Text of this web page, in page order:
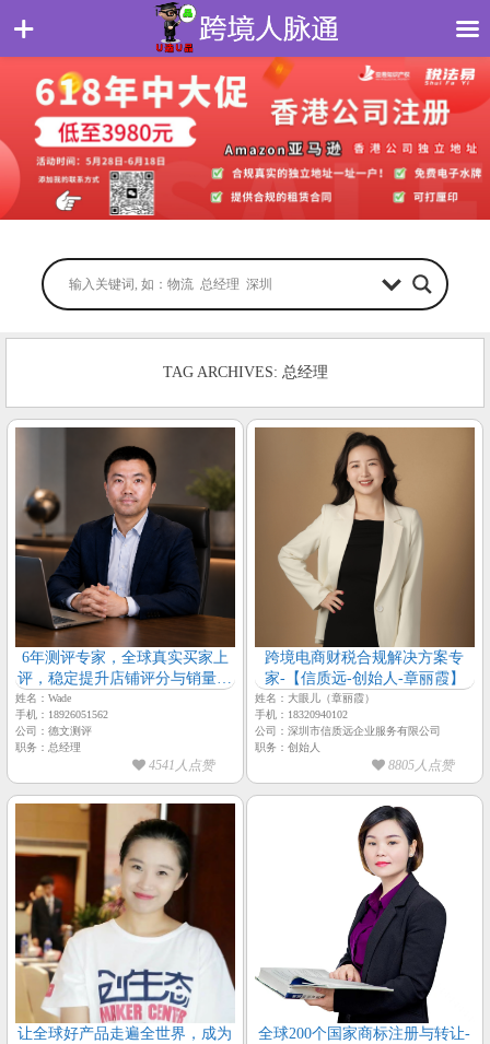
TAG ARCHIVES: 总经理
6年测评专家，全球真实买家上
评，稳定提升店铺评分与销量排
名【德文测评-总经理-Wade】
姓名：Wade
手机：18926051562
公司：德文测评
职务：总经理
4541人点赞
跨境电商财税合规解决方案专
家-【信质远-创始人-章丽霞】
姓名：大眼儿（章丽霞）
手机：18320940102
公司：深圳市信质远企业服务有限公司
职务：创始人
8805人点赞
让全球好产品走遍全世界，成为
全球200个国家商标注册与转让-